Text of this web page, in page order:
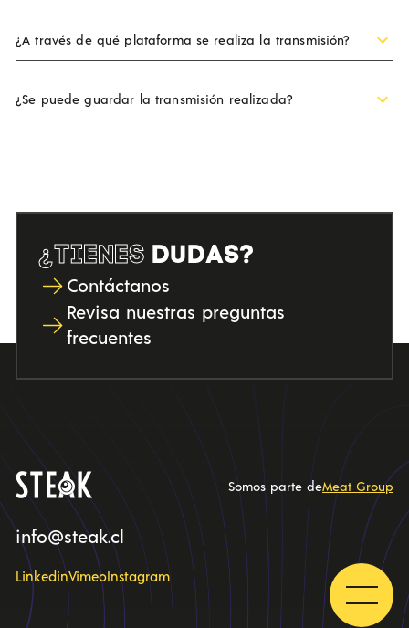
¿A través de qué plataforma se realiza la transmisión?
¿Se puede guardar la transmisión realizada?
¿TIENES DUDAS?
Contáctanos
Revisa nuestras preguntas
frecuentes
Somos parte deMeat Group
info@steak.cl
LinkedinVimeoInstagram